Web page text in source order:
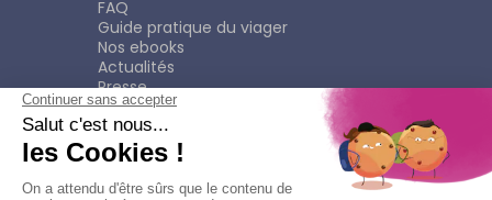
FAQ
Guide pratique du viager
Nos ebooks
Actualités
Presse
Rejoindre le Réseau
Nous rejoindre
Plaquette
Confidentialité